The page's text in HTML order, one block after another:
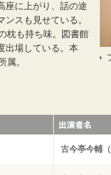
座に上がり、話の途
スも見せている。
枕も持ち味。図書館
出場している。本
属。
古今亭今輔